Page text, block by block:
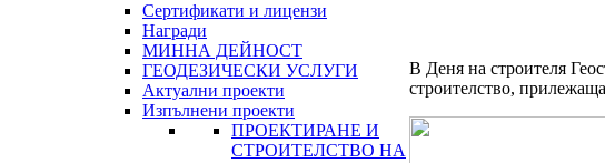
Сертификати и лицензи
Награди
МИННА ДЕЙНОСТ
ГЕОДЕЗИЧЕСКИ УСЛУГИ
Актуални проекти
Изпълнени проекти
ПРОЕКТИРАНЕ И
СТРОИТЕЛСТВО НА
В Деня на строителя
строителство,